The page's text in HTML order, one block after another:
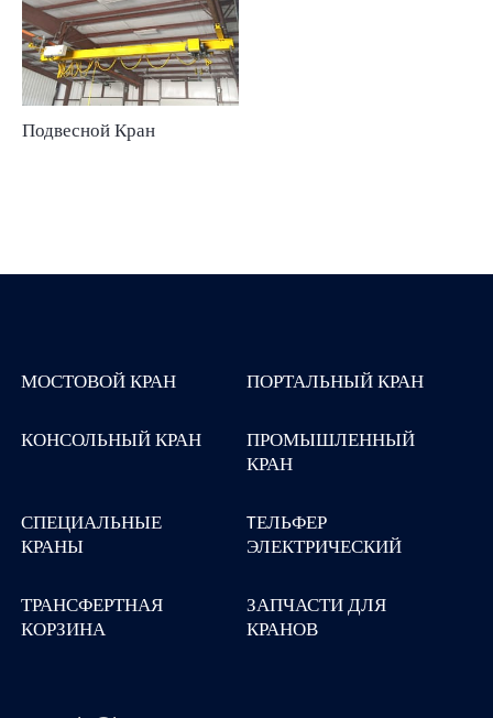
Подвесной Кран
МОСТОВОЙ КРАН
ПОРТАЛЬНЫЙ КРАН
КОНСОЛЬНЫЙ КРАН
ПРОМЫШЛЕННЫЙ
КРАН
СПЕЦИАЛЬНЫЕ
КРАНЫ
TЕЛЬФЕР
ЭЛЕКТРИЧЕСКИЙ
ТРАНСФЕРТНАЯ
КОРЗИНА
ЗАПЧАСТИ ДЛЯ
КРАНОВ